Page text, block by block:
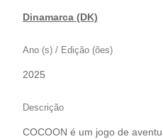
Dinamarca (DK)
Ano (s) / Edição (ões)
2025
Descrição
COCOON é um jogo de